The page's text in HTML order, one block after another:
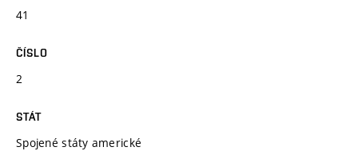
41
ČÍSLO
2
STÁT
Spojené státy americké